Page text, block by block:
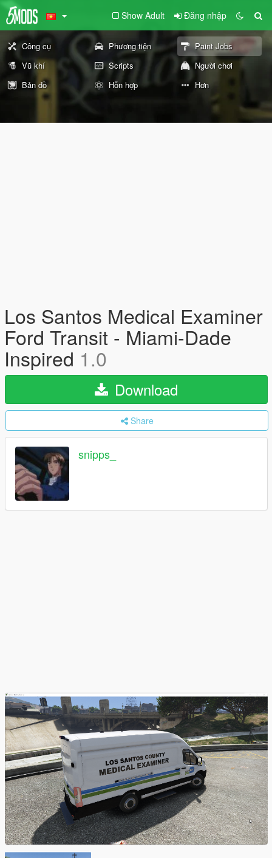
Show Adult Đăng nhập
Công cụ Phương tiện
Paint Jobs
Vũ khí
Scripts
Người chơi
Bản đồ
Hỗn hợp Hơn
Los Santos Medical Examiner
Ford Transit - Miami-Dade
Inspired 1.0
Download
Share
snipps_